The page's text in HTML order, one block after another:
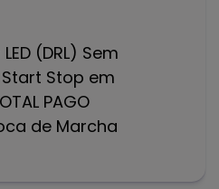
(DRL) Sem
Stop em
PAGO
de Marcha